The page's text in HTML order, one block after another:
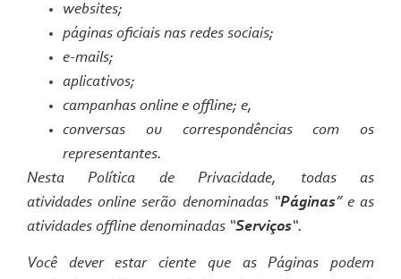
websites;
páginas oficiais nas redes sociais;
e-mails;
aplicativos;
campanhas online e offline; e,
conversas ou correspondências com os
representantes.
Nesta Política de Privacidade, todas as
atividadesonline serão denominadas “Páginas” e as
atividades offline denominadas “Serviços“.
Você dever estar ciente que as Páginas podem